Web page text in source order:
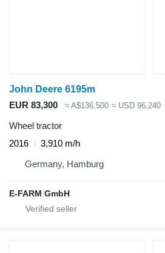
John Deere 6195m
EUR 83,300
≈ A$136,500 ≈ USD 96,240
Wheel tractor
2016
3,910 m/h
Germany, Hamburg
E-FARM GmbH